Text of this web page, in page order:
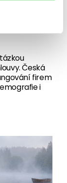
pro
Česká
firem
i